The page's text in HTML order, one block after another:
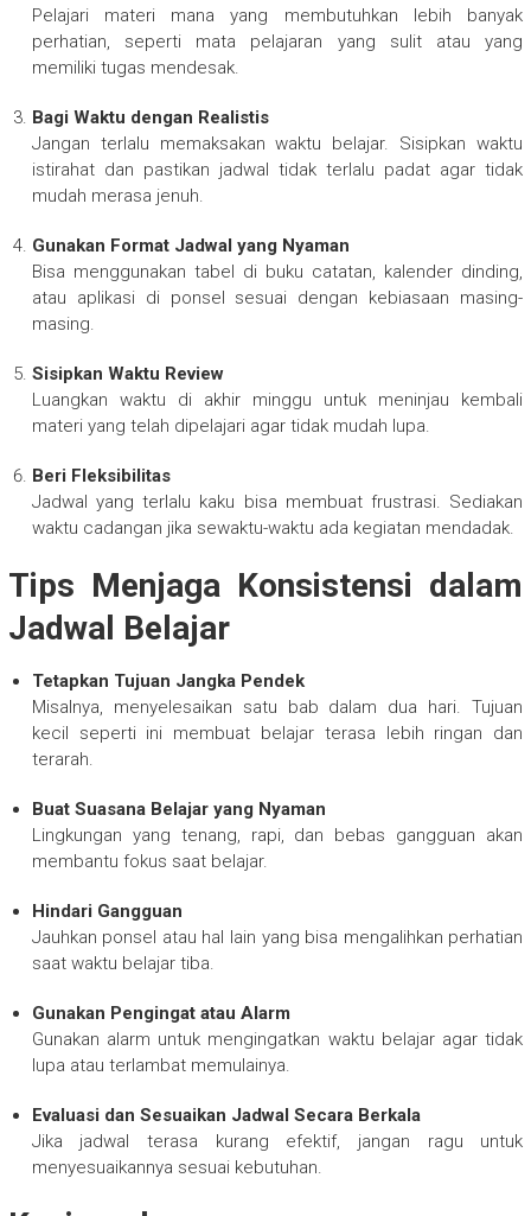
Pelajari materi mana yang membutuhkan lebih banyak
perhatian, seperti mata pelajaran yang sulit atau yang
memiliki tugas mendesak.
Bagi Waktu dengan Realistis
Jangan terlalu memaksakan waktu belajar. Sisipkan waktu
istirahat dan pastikan jadwal tidak terlalu padat agar tidak
mudah merasa jenuh.
Gunakan Format Jadwal yang Nyaman
Bisa menggunakan tabel di buku catatan, kalender dinding,
atau aplikasi di ponsel sesuai dengan kebiasaan masing-
masing.
Sisipkan Waktu Review
Luangkan waktu di akhir minggu untuk meninjau kembali
materi yang telah dipelajari agar tidak mudah lupa.
Beri Fleksibilitas
Jadwal yang terlalu kaku bisa membuat frustrasi. Sediakan
waktu cadangan jika sewaktu-waktu ada kegiatan mendadak.
Tips Menjaga Konsistensi dalam
Jadwal Belajar
Tetapkan Tujuan Jangka Pendek
Misalnya, menyelesaikan satu bab dalam dua hari. Tujuan
kecil seperti ini membuat belajar terasa lebih ringan dan
terarah.
Buat Suasana Belajar yang Nyaman
Lingkungan yang tenang, rapi, dan bebas gangguan akan
membantu fokus saat belajar.
Hindari Gangguan
Jauhkan ponsel atau hal lain yang bisa mengalihkan perhatian
saat waktu belajar tiba.
Gunakan Pengingat atau Alarm
Gunakan alarm untuk mengingatkan waktu belajar agar tidak
lupa atau terlambat memulainya.
Evaluasi dan Sesuaikan Jadwal Secara Berkala
Jika jadwal terasa kurang efektif, jangan ragu untuk
menyesuaikannya sesuai kebutuhan.